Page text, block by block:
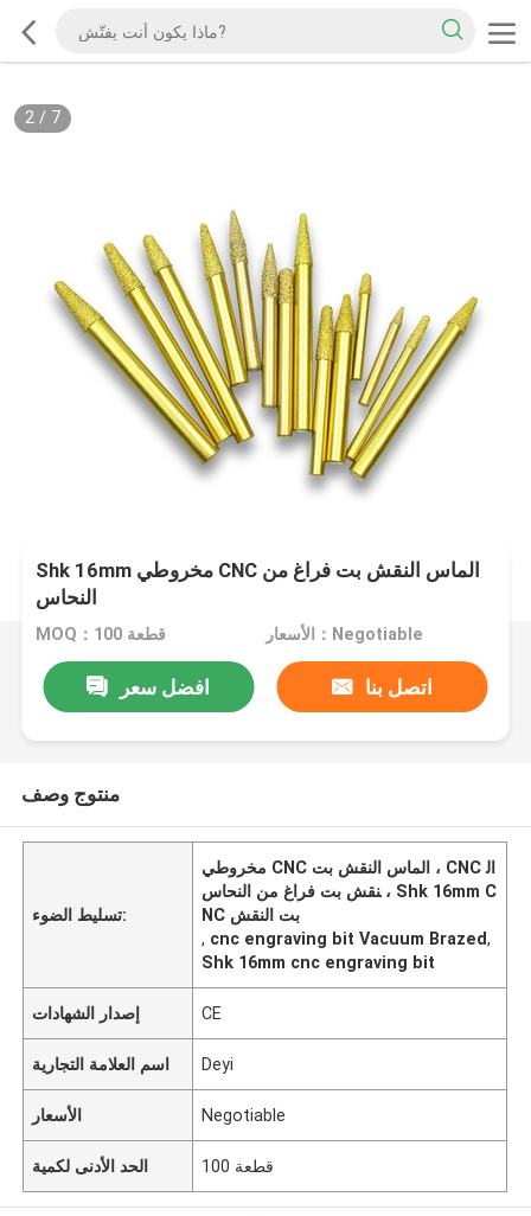
2/ 7
Shk 16mm مخروطي CNC الماس النقش بت فراغ من
النحاس
MOQ：100 قطعة الأسعار：Negotiable
افضل سعر اتصل بنا
منتوج وصف
تسليط الضوء:
مخروطي CNC الماس النقش بت ، CNC ال
نقش بت فراغ من النحاس ، Shk 16mm C
NC بت النقش
, cnc engraving bit Vacuum Brazed,
Shk 16mm cnc engraving bit
إصدار الشهادات CE
اسم العلامة التجارية Deyi
الأسعار Negotiable
الحد الأدنى لكمية 100 قطعة